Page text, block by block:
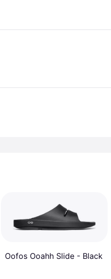
Oofos Ooahh Slide - Black